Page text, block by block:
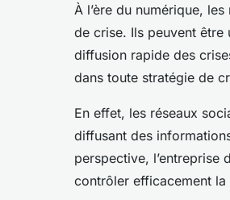
À l’ère du numérique, les
de crise. Ils peuvent être
diffusion rapide des
dans toute stratégie de
En effet, les réseaux
diffusant des
perspective, l’entreprise
contrôler efficacement